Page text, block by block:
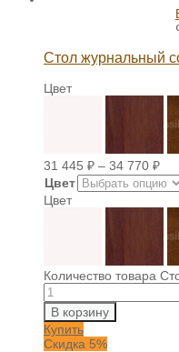
Стол журнальный
Цвет
31 445 ₽ – 34 770 ₽
Цвет
Цвет
Количество товара
В корзину
Купить
Скидка 5%